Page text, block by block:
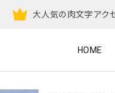
大人気の肉文字アク
HOME